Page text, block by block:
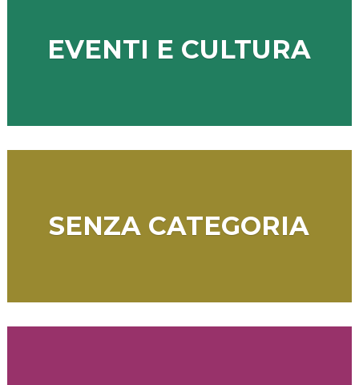
EVENTI E CULTURA
SENZA CATEGORIA